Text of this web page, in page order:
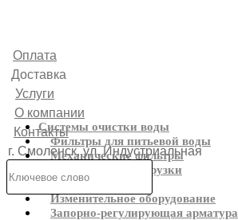
Оплата
Доставка
Услуги
О компании
Контакты
г. Смоленск, ул. Индустриальная
Каталог
Системы очистки воды
Фильтры для питьевой воды
Механические фильтры
Фильтрующие загрузки
Реагенты
Изменительное оборудование
Запорно-регулирующая арматура